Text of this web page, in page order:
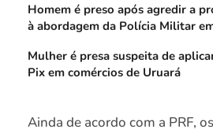
Homem é preso após agredir a
à abordagem da Polícia Militar
Mulher é presa suspeita de
Pix em comércios de Uruará
Ainda de acordo com a PRF,